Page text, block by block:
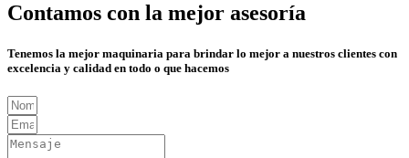
Contamos con la mejor asesoría
Tenemos la mejor maquinaria para brindar lo mejor a nuestros clientes con
excelencia y calidad en todo o que hacemos